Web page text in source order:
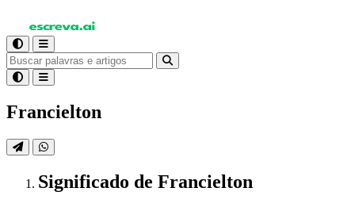
Francielton
Significado de Francielton